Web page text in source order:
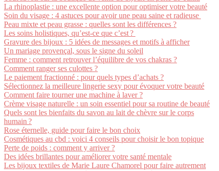
La rhinoplastie : une excellente option pour optimiser votre beauté
Soin du visage : 4 astuces pour avoir une peau saine et radieuse
Peau mixte et peau grasse : quelles sont les différences ?
Les soins holistiques, qu’est-ce que c’est ?
Gravure des bijoux : 5 idées de messages et motifs à afficher
Un mariage provençal, sous le signe du soleil
Femme : comment retrouver l’équilibre de vos chakras ?
Comment ranger ses culottes ?
Le paiement fractionné : pour quels types d’achats ?
Sélectionnez la meilleure lingerie sexy pour évoquer votre beauté
Comment faire tourner une machine à laver ?
Crème visage naturelle : un soin essentiel pour sa routine de beauté
Quels sont les bienfaits du savon au lait de chèvre sur le corps
humain ?
Rose éternelle, guide pour faire le bon choix
Cosmétiques au cbd : voici 4 conseils pour choisir le bon topique
Perte de poids : comment y arriver ?
Des idées brillantes pour améliorer votre santé mentale
Les bijoux textiles de Marie Laure Chamorel pour faire autrement